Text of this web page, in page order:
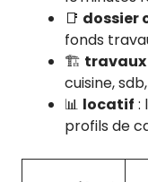
📑 dossier
fonds
🏗️ travaux
cuisine,
📊 locatif :
profils de